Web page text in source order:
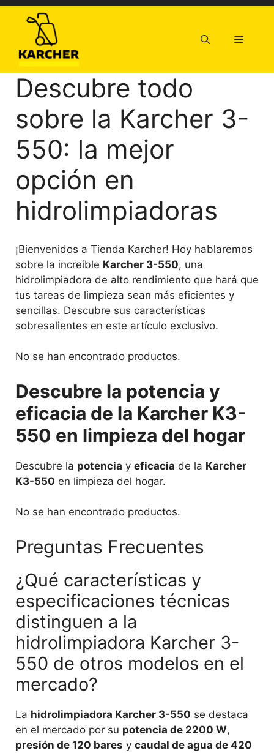
Saltar
contenido
Menú
Descubre todo
sobre la Karcher 3-
550: la mejor
opción en
hidrolimpiadoras
¡Bienvenidos a Tienda Karcher! Hoy hablaremos
sobre la increíble Karcher 3-550, una
hidrolimpiadora de alto rendimiento que hará que
tus tareas de limpieza sean más eficientes y
sencillas. Descubre sus características
sobresalientes en este artículo exclusivo.
No se han encontrado productos.
Descubre la potencia y
eficacia de la Karcher K3-
550 en limpieza del hogar
Descubre la potencia y eficacia de la Karcher
K3-550 en limpieza del hogar.
No se han encontrado productos.
Preguntas Frecuentes
¿Qué características y
especificaciones técnicas
distinguen a la
hidrolimpiadora Karcher 3-
550 de otros modelos en el
mercado?
La hidrolimpiadora Karcher 3-550 se destaca
en el mercado por su potencia de 2200 W,
presión de 120 bares y caudal de agua de 420